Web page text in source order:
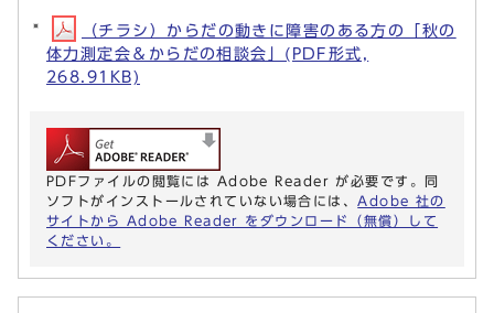
（チラシ）からだの動きに障害のある方の「秋の
体力測定会＆からだの相談会」(PDF形式,
268.91KB)
PDFファイルの閲覧には Adobe Reader が必要です。同
ソフトがインストールされていない場合には、 Adobe 社の
サイトから Adobe Reader をダウンロード（無償）して
ください。